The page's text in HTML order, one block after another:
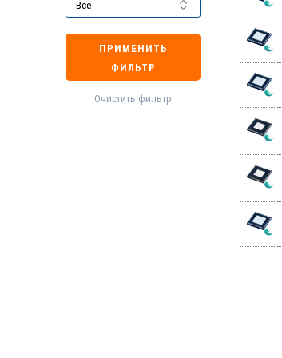
ПРИМЕНИТЬ
ФИЛЬТР
Очистить фильтр